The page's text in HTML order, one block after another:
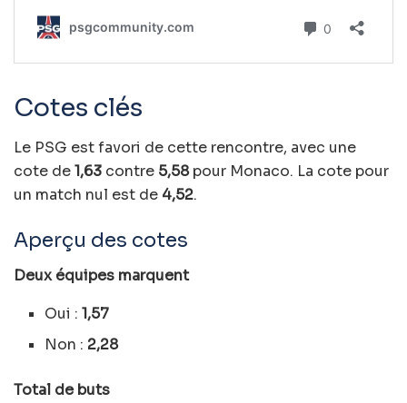
Cotes clés
Le PSG est favori de cette rencontre, avec une
cote de1,63 contre 5,58pour Monaco. La cote pour
un match nul est de 4,52.
Aperçu des cotes
Deux équipes marquent
Oui :1,57
Non : 2,28
Total de buts